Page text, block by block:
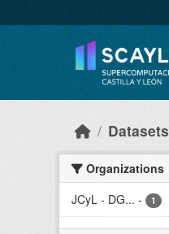
Datasets
Organizations
JCyL - DG... - 1